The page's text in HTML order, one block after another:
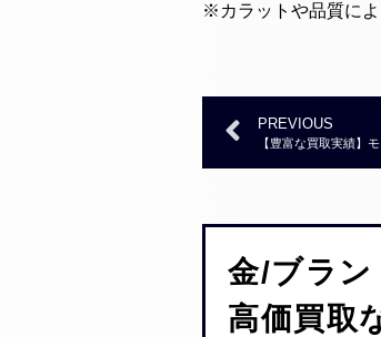
※カラットや品質によ
PREVIOUS
【豊富な買取実績】
金/ブラ
高価買取